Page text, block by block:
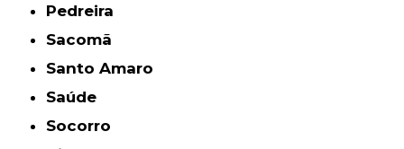
Pedreira
Sacomã
Santo Amaro
Saúde
Socorro